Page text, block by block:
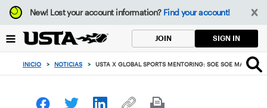
Enfoque
desde
botón
volver
principio
New!Lost your account information? Find your account!
JOIN SIGN IN
INICIO > NOTICIAS > USTA X GLOBAL SPORTS MENTORING: SOE SOE MAYER